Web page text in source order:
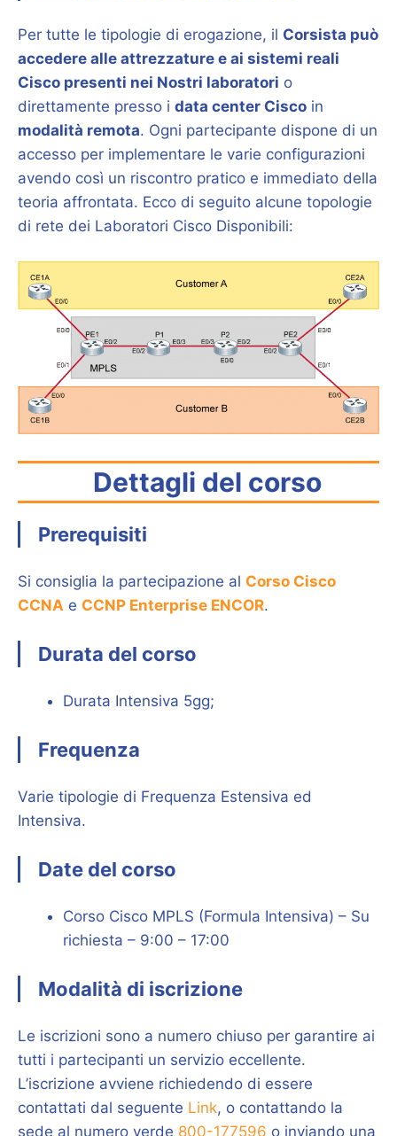
Per tutte le tipologie di erogazione, il Corsista può
accedere alle attrezzature e ai sistemi reali
Cisco presenti nei Nostri laboratori o
direttamente presso i data center Cisco in
modalità remota. Ogni partecipante dispone di un
accesso per implementare le varie configurazioni
avendo così un riscontro pratico e immediato della
teoria affrontata. Ecco di seguito alcune topologie
di rete dei Laboratori Cisco Disponibili:
Dettagli del corso
Prerequisiti
Si consiglia la partecipazione al Corso Cisco
CCNA e CCNP Enterprise ENCOR.
Durata del corso
Durata Intensiva 5gg;
Frequenza
Varie tipologie di Frequenza Estensiva ed
Intensiva.
Date del corso
Corso Cisco MPLS (Formula Intensiva) – Su
richiesta – 9:00 – 17:00
Modalità di iscrizione
Le iscrizioni sono a numero chiuso per garantire ai
tutti i partecipanti un servizio eccellente.
L’iscrizione avviene richiedendo di essere
contattati dal seguente Link, o contattando la
sede al numero verde 800-177596 o inviando una